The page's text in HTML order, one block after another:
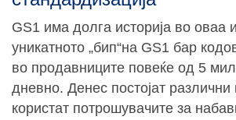
GS1 има долга историја во оваа
уникатното „бип“на GS1 бар
во продавниците повеќе од 5
дневно. Денес постојат различни
користат потрошувачите за